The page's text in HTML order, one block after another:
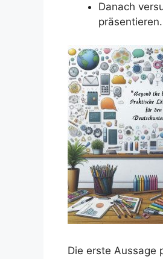
Danach
präsentieren.
Die erste Aussage